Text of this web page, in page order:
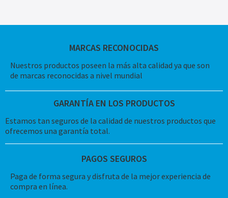
MARCAS RECONOCIDAS
Nuestros productos poseen la más alta calidad ya que son
de marcas reconocidas a nivel mundial
GARANTÍA EN LOS PRODUCTOS
Estamos tan seguros de la calidad de nuestros productos que
ofrecemos una garantía total.
PAGOS SEGUROS
Paga de forma segura y disfruta de la mejor experiencia de
compra en línea.